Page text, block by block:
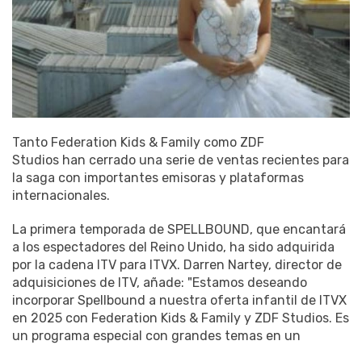
Tanto Federation Kids & Family como ZDF
Studios han cerrado una serie de ventas recientes para
la saga con importantes emisoras y plataformas
internacionales.
La primera temporada de SPELLBOUND, que encantará
a los espectadores del Reino Unido, ha sido adquirida
por la cadena ITV para ITVX. Darren Nartey, director de
adquisiciones de ITV, añade: "Estamos deseando
incorporar Spellbound a nuestra oferta infantil de ITVX
en 2025 con Federation Kids & Family y ZDF Studios. Es
un programa especial con grandes temas en un